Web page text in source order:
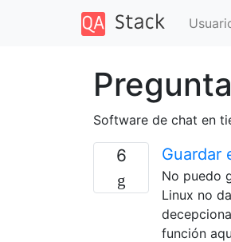
Software de chat en
6 Guardar
No puedo
Linux no
función